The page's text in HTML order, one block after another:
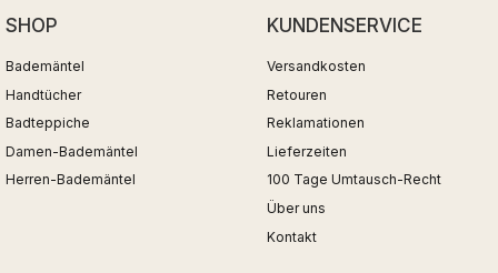
SHOP
Bademäntel
Handtücher
Badteppiche
Damen-Bademäntel
Herren-Bademäntel
KUNDENSERVICE
Versandkosten
Retouren
Reklamationen
Lieferzeiten
100 Tage Umtausch-Recht
Über uns
Kontakt